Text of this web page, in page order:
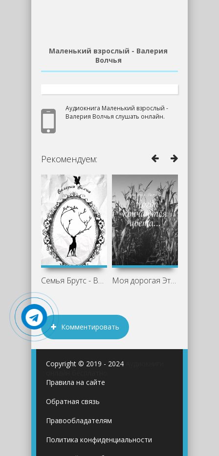
Маленький взрослый - Валерия
Волчья
Аудиокнига Маленький взрослый -
Валерия Волчья слушать онлайн.
Рекомендуем:
Семья Брутс - Валерия Волчья Моя дорогая Эткинс - Валерия Волчья
Комментировать
Copyright © 2019 - 2024
Правила на сайте
Обратная связь
Правообладателям
Политика конфиденциальности